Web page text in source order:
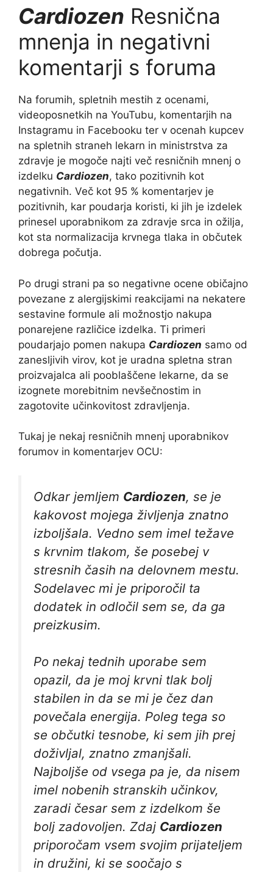
Cardiozen Resnična
mnenja in negativni
komentarji s foruma
Na forumih, spletnih mestih z ocenami,
videoposnetkih na YouTubu, komentarjih na
Instagramu in Facebooku ter v ocenah kupcev
na spletnih straneh lekarn in ministrstva za
zdravje je mogoče najti več resničnih mnenj o
izdelku Cardiozen, tako pozitivnih kot
negativnih. Več kot 95 % komentarjev je
pozitivnih, kar poudarja koristi, ki jih je izdelek
prinesel uporabnikom za zdravje srca in ožilja,
kot sta normalizacija krvnega tlaka in občutek
dobrega počutja.
Po drugi strani pa so negativne ocene običajno
povezane z alergijskimi reakcijami na nekatere
sestavine formule ali možnostjo nakupa
ponarejene različice izdelka. Ti primeri
poudarjajo pomen nakupa Cardiozen samo od
zanesljivih virov, kot je uradna spletna stran
proizvajalca ali pooblaščene lekarne, da se
izognete morebitnim nevšečnostim in
zagotovite učinkovitost zdravljenja.
Tukaj je nekaj resničnih mnenj uporabnikov
forumov in komentarjev OCU:
Odkar jemljem Cardiozen, se je
kakovost mojega življenja znatno
izboljšala. Vedno sem imel težave
s krvnim tlakom, še posebej v
stresnih časih na delovnem mestu.
Sodelavec mi je priporočil ta
dodatek in odločil sem se, da ga
preizkusim.
Po nekaj tednih uporabe sem
opazil, da je moj krvni tlak bolj
stabilen in da se mi je čez dan
povečala energija. Poleg tega so
se občutki tesnobe, ki sem jih prej
doživljal, znatno zmanjšali.
Najboljše od vsega pa je, da nisem
imel nobenih stranskih učinkov,
zaradi česar sem z izdelkom še
bolj zadovoljen. Zdaj Cardiozen
priporočam vsem svojim prijateljem
in družini, ki se soočajo s